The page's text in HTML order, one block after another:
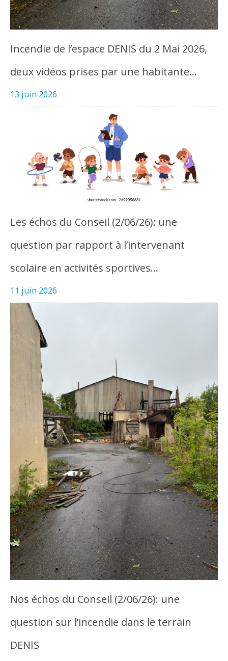
Incendie de l’espace DENIS du 2 Mai 2026,
deux vidéos prises par une habitante…
13 juin 2026
Les échos du Conseil (2/06/26): une
question par rapport à l’intervenant
scolaire en activités sportives…
11 juin 2026
Nos échos du Conseil (2/06/26): une
question sur l’incendie dans le terrain
DENIS